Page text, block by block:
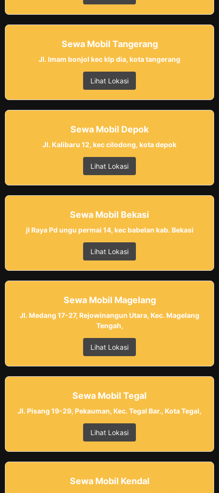
Sewa Mobil Tangerang
Jl. Imam bonjol kec klp dia, kota tangerang
Lihat Lokasi
Sewa Mobil Depok
Jl. Kalibaru 12, kec cilodong, kota depok
Lihat Lokasi
Sewa Mobil Bekasi
jl Raya Pd ungu permai 14, kec babelan kab. Bekasi
Lihat Lokasi
Sewa Mobil Magelang
Jl. Medang 17-27, Rejowinangun Utara, Kec. Magelang
Tengah,
Lihat Lokasi
Sewa Mobil Tegal
Jl. Pisang 19-29, Pekauman, Kec. Tegal Bar., Kota Tegal,
Lihat Lokasi
Sewa Mobil Kendal